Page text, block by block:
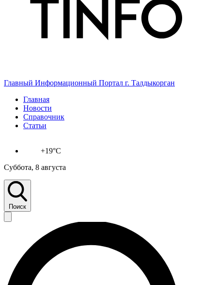
Главный Информационный Портал г. Талдыкорган
Главная
Новости
Справочник
Статьи
+19°C
Суббота, 8 августа
Поиск